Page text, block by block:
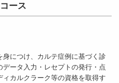
ース
につけ、カルテ症例に基づく診
ータ入力・レセプトの発行・点
カルクラーク等の資格を取得す